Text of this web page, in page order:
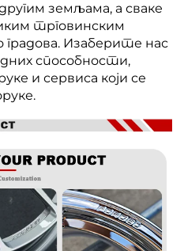
земљама, а сваке
трговинским
Изаберите нас
способности,
и сервиса који се